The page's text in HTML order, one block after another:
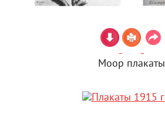
Моор плакаты